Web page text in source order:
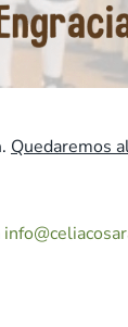
. Quedaremos